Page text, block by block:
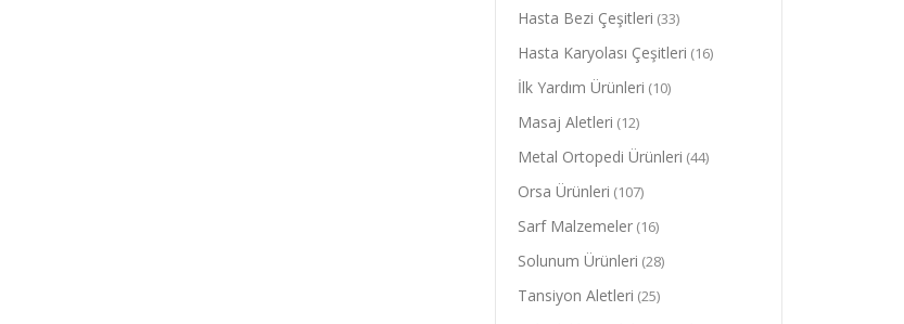
Hasta Bezi Çeşitleri (33)
Hasta Karyolası Çeşitleri (16)
İlk Yardım Ürünleri (10)
Masaj Aletleri (12)
Metal Ortopedi Ürünleri (44)
Orsa Ürünleri (107)
Sarf Malzemeler (16)
Solunum Ürünleri (28)
Tansiyon Aletleri (25)